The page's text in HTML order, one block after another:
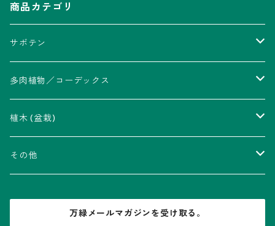
商品カテゴリ
サボテン
アストロフィツム属
瑠璃兜錦、兜丸錦
V-type兜
アリオカルプス属
ウィギンシア属
多肉植物／コーデックス
アカベ属
アロエ属
植木 (盆栽)
ムクロジ科：カエデ属
その他
万緑メールマガジンを受け取る。